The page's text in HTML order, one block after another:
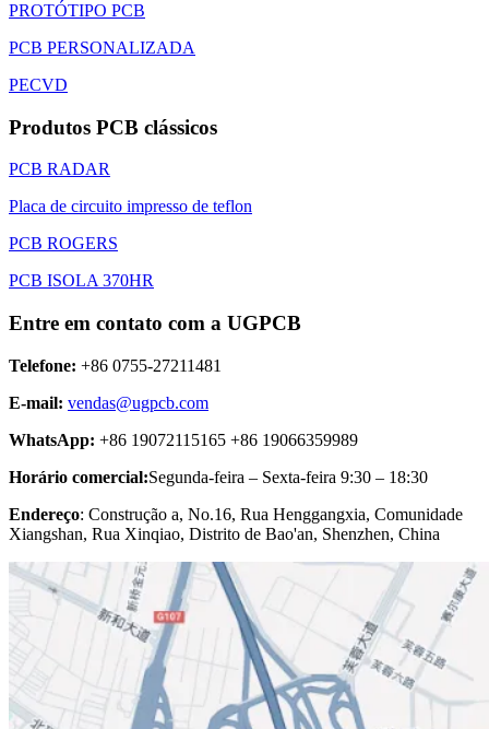
PROTÓTIPO PCB
PCB PERSONALIZADA
PECVD
Produtos PCB clássicos
PCB RADAR
Placa de circuito impresso de teflon
PCB ROGERS
PCB ISOLA 370HR
Entre em contato com a UGPCB
Telefone: +86 0755-27211481
E-mail: vendas@ugpcb.com
WhatsApp: +86 19072115165 +86 19066359989
Horário comercial:Segunda-feira – Sexta-feira 9:30 – 18:30
Endereço: Construção a, No.16, Rua Henggangxia, Comunidade
Xiangshan, Rua Xinqiao, Distrito de Bao'an, Shenzhen, China